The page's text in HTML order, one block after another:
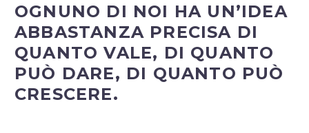
OGNUNO DI NOI HA UN’IDEA
ABBASTANZA PRECISA DI
QUANTO VALE, DI QUANTO
PUÒ DARE, DI QUANTO PUÒ
CRESCERE.